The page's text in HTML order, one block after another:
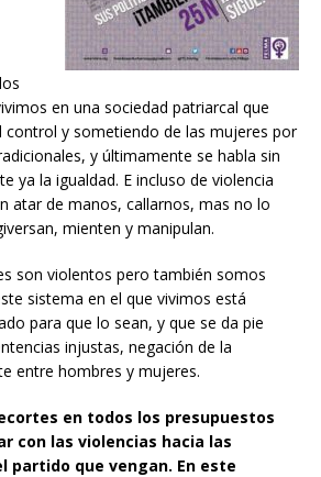
en una sociedad patriarcal que
control y sometiendo de las mujeres por
y últimamente se habla sin
ya la igualdad. E incluso de violencia
atar de manos, callarnos, mas no lo
mienten y manipulan.
son violentos pero también somos
sistema en el que vivimos está
para que lo sean, y que se da pie
injustas, negación de la
entre hombres y mujeres.
en todos los presupuestos
con las violencias hacia las
partido que vengan. En este